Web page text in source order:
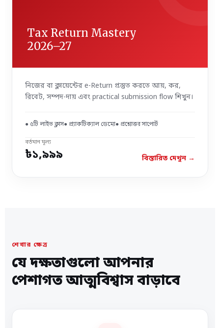
Tax Return Mastery
2026–27
নিজের বা ক্লায়েন্টের e-Return প্রস্তুত করতে আয়, কর,
রিবেট, সম্পদ-দায় এবং practical submission flow শিখুন।
● ৫টি লাইভ ক্লাস● প্র্যাকটিক্যাল ডেমো● প্রশ্নোত্তর সাপোর্ট
বর্তমান মূল্য
৳১,৯৯৯ বিস্তারিত দেখুন →
শেখার ক্ষেত্র
যে দক্ষতাগুলো আপনার
পেশাগত আত্মবিশ্বাস বাড়াবে